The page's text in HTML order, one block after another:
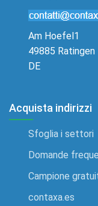
Am Hoefel1
49885 Ratingen
DE
Acquista indirizzi
Sfoglia i settori
Domande
Campione
contaxa.es